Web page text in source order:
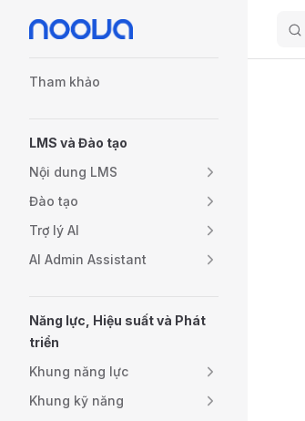
Skip to content
Tham khảo
LMS và Đào tạo
Nội dung LMS
Đào tạo
Trợ lý AI
AI Admin Assistant
Năng lực, Hiệu suất và Phát
triển
Khung năng lực
Khung kỹ năng